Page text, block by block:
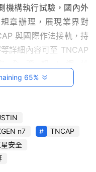
機構執行試驗，國內外
章辦理，展現業界對
與國際作法接軌，持
詳細內容可至 TNCAP
)：
，CUSTIN 車型整體
65%
n7
TNCAP
星安全